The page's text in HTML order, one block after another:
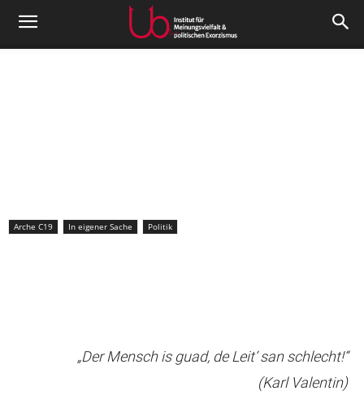
Arche C19 In eigener Sache Politik
„Der Mensch is guad, de Leit‘ san schlecht!“
(Karl Valentin)